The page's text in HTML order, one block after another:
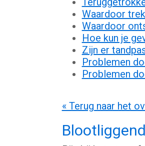
Waardoor
Waardoor
Hoe kun je
Zijn er
Problemen
Problemen
« Terug naar het